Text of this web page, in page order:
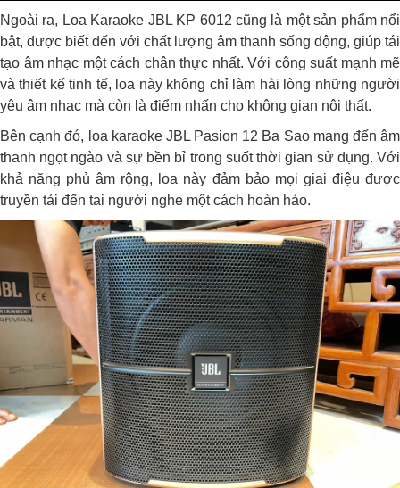
Ngoài ra, Loa Karaoke JBL KP 6012 cũng là một sản phẩm nổi
bật, được biết đến với chất lượng âm thanh sống động, giúp tái
tạo âm nhạc một cách chân thực nhất. Với công suất mạnh mẽ
và thiết kế tinh tế, loa này không chỉ làm hài lòng những người
yêu âm nhạc mà còn là điểm nhấn cho không gian nội thất.
Bên cạnh đó, loa karaoke JBL Pasion 12 Ba Saomang đến âm
thanh ngọt ngào và sự bền bỉ trong suốt thời gian sử dụng. Với
khả năng phủ âm rộng, loa này đảm bảo mọi giai điệu được
truyền tải đến tai người nghe một cách hoàn hảo.